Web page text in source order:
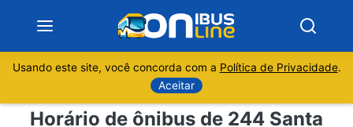
Sobre
Usando este site, você concorda com a Política de Privacidade.
Aceitar
Horário de ônibus de 244 Santa